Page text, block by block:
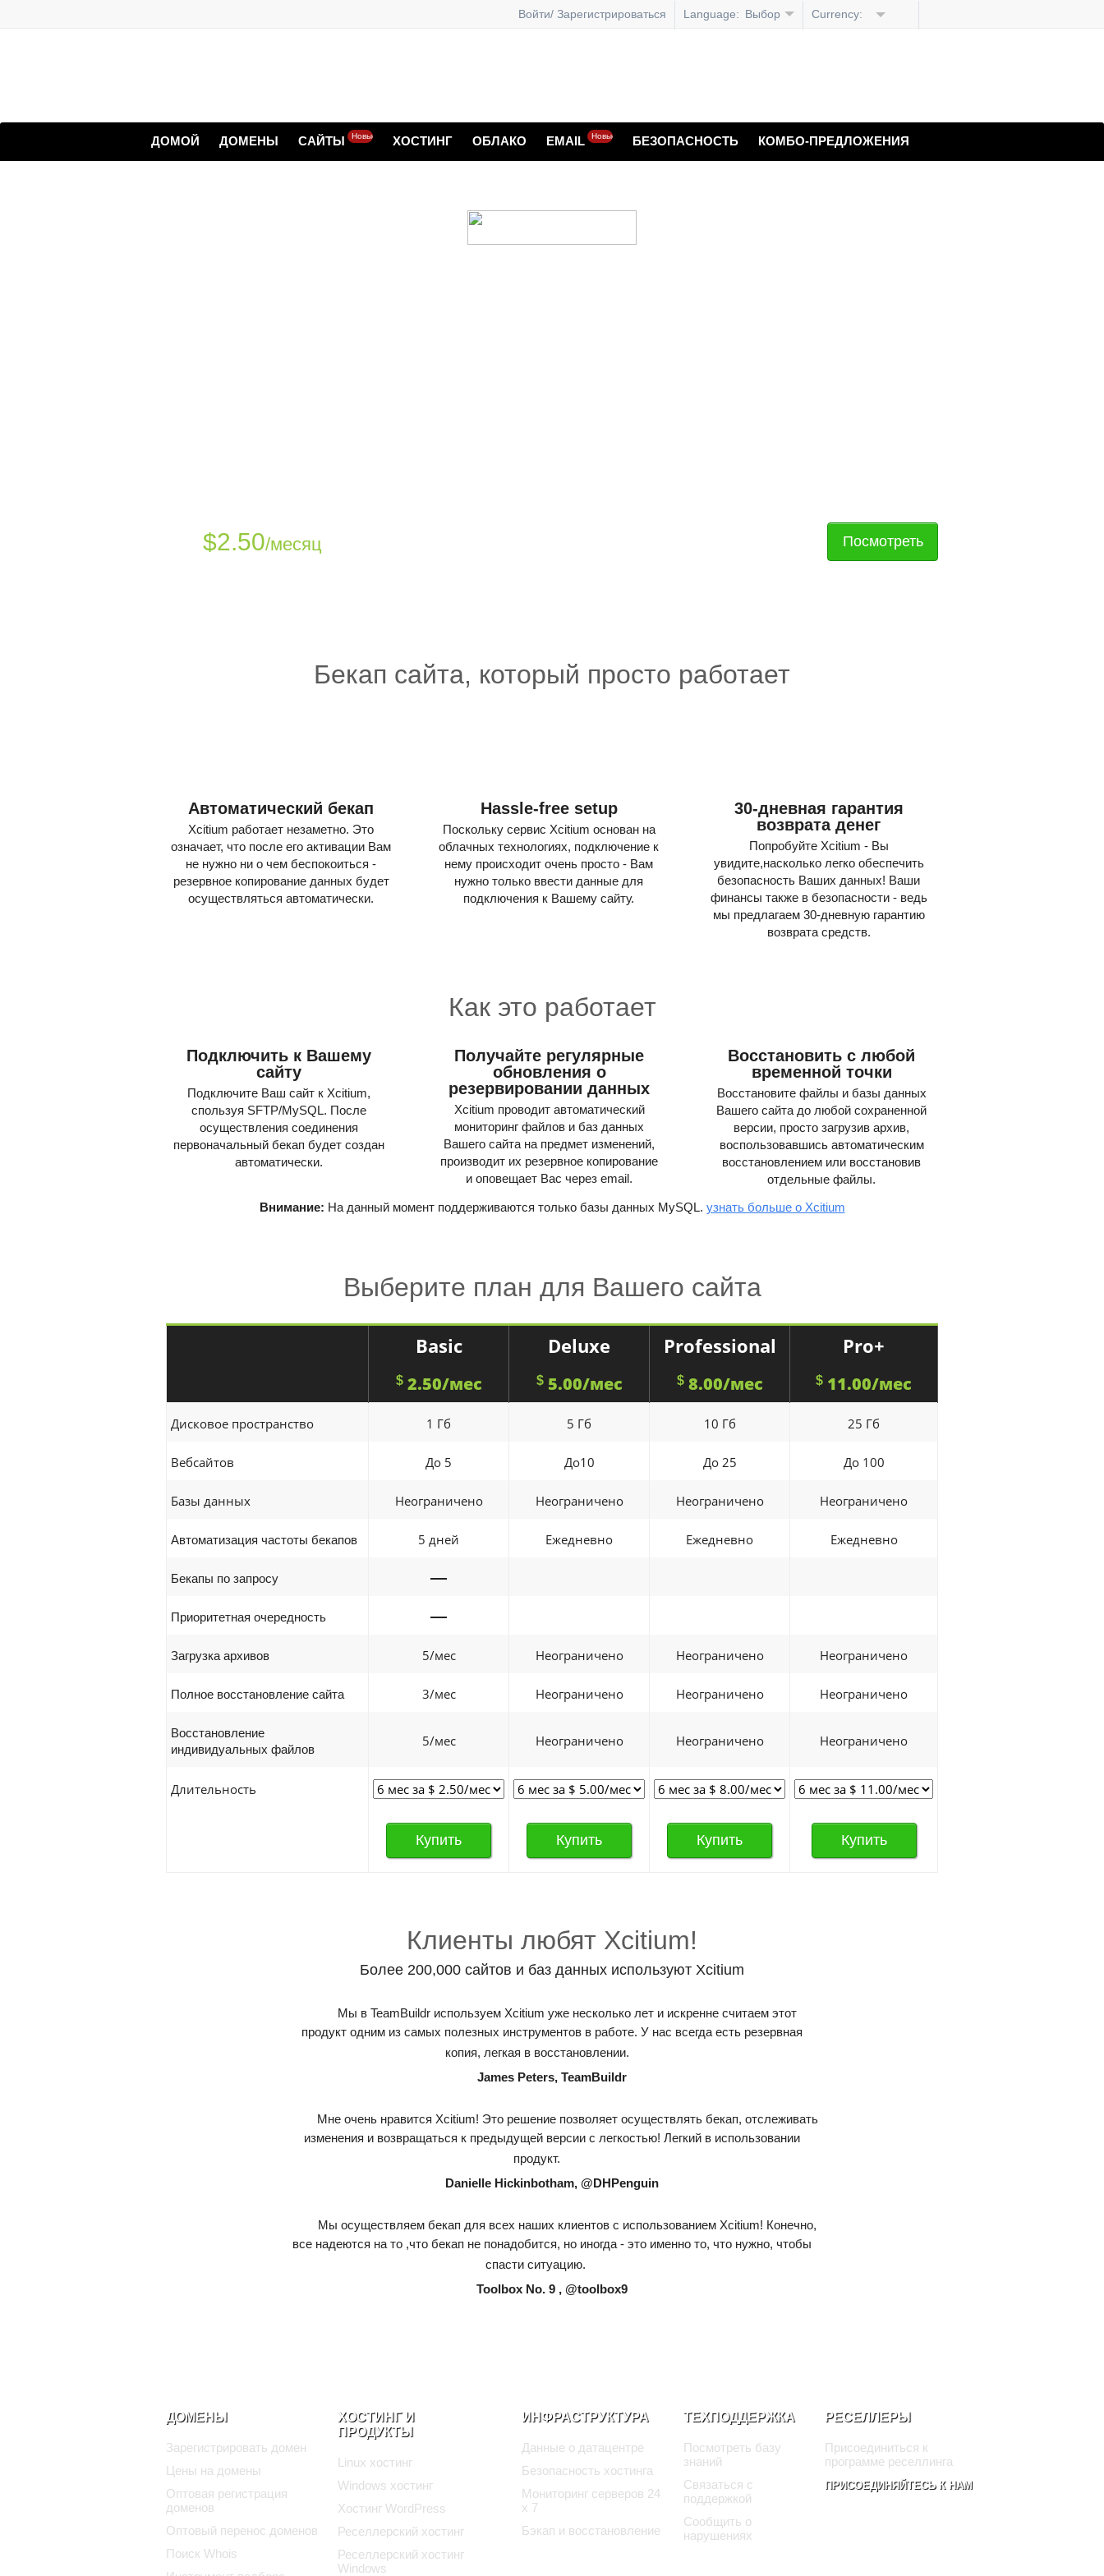
Войти/ Зарегистрироваться Language: Выбор
Currency:
ДОМОЙ ДОМЕНЫ САЙТЫ Новые ХОСТИНГ ОБЛАКО EMAIL Новые БЕЗОПАСНОСТЬ КОМБО-ПРЕДЛОЖЕНИЯ
$2.50/месяц Посмотреть
Бекап сайта, который просто работает
Автоматический бекап
Xcitium работает незаметно. Это
означает, что после его активации Вам
не нужно ни о чем беспокоиться -
резервное копирование данных будет
осуществляться автоматически.
Hassle-free setup
Поскольку сервис Xcitium основан на
облачных технологиях, подключение к
нему происходит очень просто - Вам
нужно только ввести данные для
подключения к Вашему сайту.
30-дневная гарантия
возврата денег
Попробуйте Xcitium - Вы
увидите,насколько легко обеспечить
безопасность Ваших данных! Ваши
финансы также в безопасности - ведь
мы предлагаем 30-дневную гарантию
возврата средств.
Как это работает
Подключить к Вашему
сайту
Подключите Ваш сайт к Xcitium,
спользуя SFTP/MySQL. После
осуществления соединения
первоначальный бекап будет создан
автоматически.
Получайте регулярные
обновления о
резервировании данных
Xcitium проводит автоматический
мониторинг файлов и баз данных
Вашего сайта на предмет изменений,
производит их резервное копирование
и оповещает Вас через email.
Восстановить с любой
временной точки
Восстановите файлы и базы данных
Вашего сайта до любой сохраненной
версии, просто загрузив архив,
воспользовавшись автоматическим
восстановлением или восстановив
отдельные файлы.
Внимание: На данный момент поддерживаются только базы данных MySQL. узнать больше о Xcitium
Выберите план для Вашего сайта
Basic Deluxe Professional Pro+
$2.50/мес $5.00/мес $8.00/мес $ 11.00/мес
Дисковое пространство 1 Гб 5 Гб 10 Гб 25 Гб
Вебсайтов До 5 До10 До 25 До 100
Базы данных Неограничено Неограничено Неограничено Неограничено
Автоматизация частоты бекапов 5 дней Ежедневно Ежедневно Ежедневно
Бекапы по запросу —
Приоритетная очередность —
Загрузка архивов 5/мес Неограничено Неограничено Неограничено
Полное восстановление сайта 3/мес Неограничено Неограничено Неограничено
Восстановление
индивидуальных файлов
5/мес Неограничено Неограничено Неограничено
Длительность
Купить Купить Купить Купить
Клиенты любят Xcitium!
Более 200,000 сайтов и баз данных используют Xcitium
Мы в TeamBuildr используем Xcitium уже несколько лет и искренне считаем этот
продукт одним из самых полезных инструментов в работе. У нас всегда есть резервная
копия, легкая в восстановлении.
James Peters, TeamBuildr
Мне очень нравится Xcitium! Это решение позволяет осуществлять бекап, отслеживать
изменения и возвращаться к предыдущей версии с легкостью! Легкий в использовании
продукт.
Danielle Hickinbotham, @DHPenguin
Мы осуществляем бекап для всех наших клиентов с использованием Xcitium! Конечно,
все надеются на то ,что бекап не понадобится, но иногда - это именно то, что нужно, чтобы
спасти ситуацию.
Toolbox No. 9 , @toolbox9
ДОМЕНЫ
Зарегистрировать домен
Цены на домены
Оптовая регистрация
доменов
Оптовый перенос доменов
Поиск Whois
ХОСТИНГ И
ПРОДУКТЫ
Linux хостинг
Windows хостинг
Хостинг WordPress
Реселлерский хостинг
Реселлерский хостинг
Windows
ИНФРАСТРУКТУРА
Данные о датацентре
Безопасность хостинга
Мониторинг серверов 24
x 7
Бэкап и восстановление
ТЕХПОДДЕРЖКА
Посмотреть базу
знаний
Связаться с
поддержкой
Сообщить о
нарушениях
РЕСЕЛЛЕРЫ
Присоединиться к
программе реселлинга
ПРИСОЕДИНЯЙТЕСЬ К НАМ